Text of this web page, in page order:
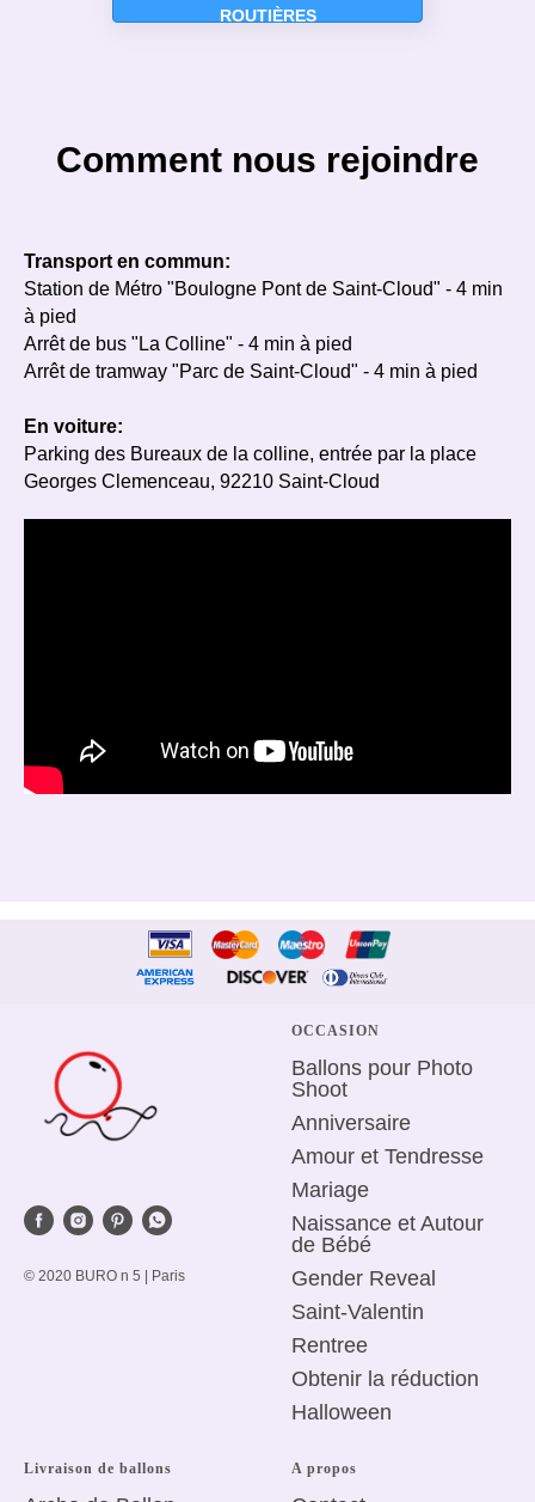
ROUTIÈRES
Comment nous rejoindre
Transport en commun:
Station de Métro "Boulogne Pont de Saint-Cloud" - 4 min
à pied
Arrêt de bus "La Colline" - 4 min à pied
Arrêt de tramway "Parc de Saint-Cloud" - 4 min à pied
En voiture:
Parking des Bureaux de la colline, entrée par la place
Georges Clemenceau, 92210 Saint-Cloud
© 2020 BURO n 5 | Paris
OCCASION
Ballons pour Photo
Shoot
Anniversaire
Amour et Tendresse
Mariage
Naissance et Autour
de Bébé
Gender Reveal
Saint-Valentin
Rentree
Obtenir la réduction
Halloween
Livraison de ballons A propos